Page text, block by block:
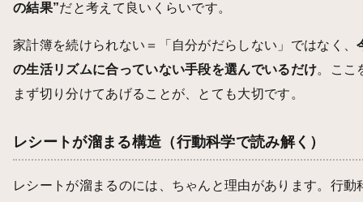
の結果”だと考えて良いくらいです。
家計簿を続けられない＝「自分がだらしない」ではなく、
の生活リズムに合っていない手段を選んでいるだけ。ここ
まず切り分けてあげることが、とても大切です。
レシートが溜まる構造（行動科学で読み解く）
レシートが溜まるのには、ちゃんと理由があります。行動